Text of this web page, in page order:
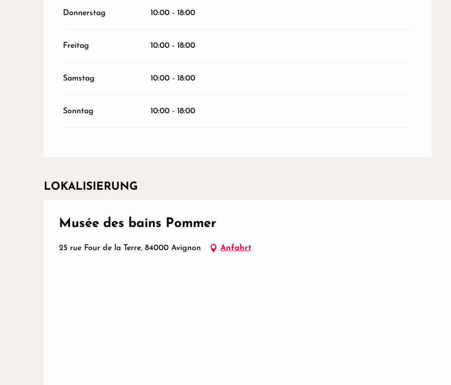
Donnerstag 10:00 - 18:00
Freitag 10:00 - 18:00
Samstag 10:00 - 18:00
Sonntag 10:00 - 18:00
LOKALISIERUNG
Musée des bains Pommer
25 rue Four de la Terre, 84000 Avignon Anfahrt